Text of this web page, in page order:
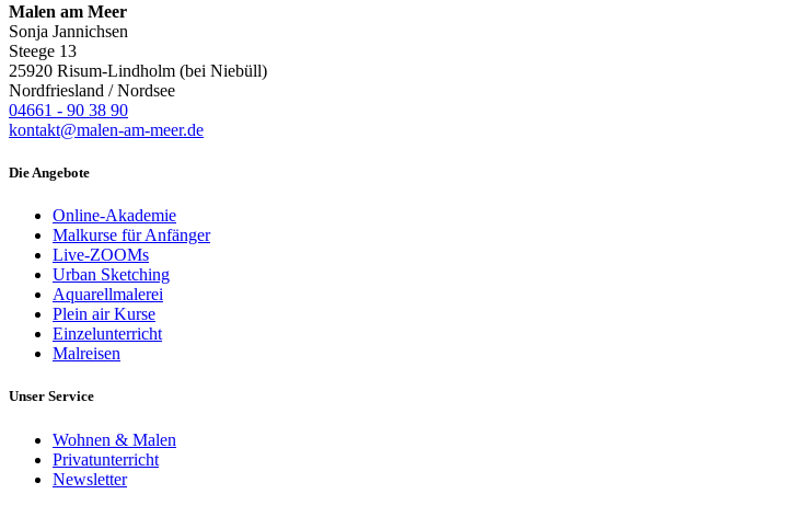
Malen am Meer
Sonja Jannichsen
Steege 13
25920 Risum-Lindholm (bei Niebüll)
Nordfriesland / Nordsee
04661 - 90 38 90
kontakt@malen-am-meer.de
Die Angebote
Online-Akademie
Malkurse für Anfänger
Live-ZOOMs
Urban Sketching
Aquarellmalerei
Plein air Kurse
Einzelunterricht
Malreisen
Unser Service
Wohnen & Malen
Privatunterricht
Newsletter